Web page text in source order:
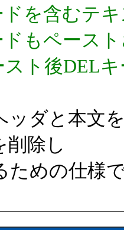
ドを含むテ
ドもペース
スト後DEL
ダと本文
削除し
ための仕様